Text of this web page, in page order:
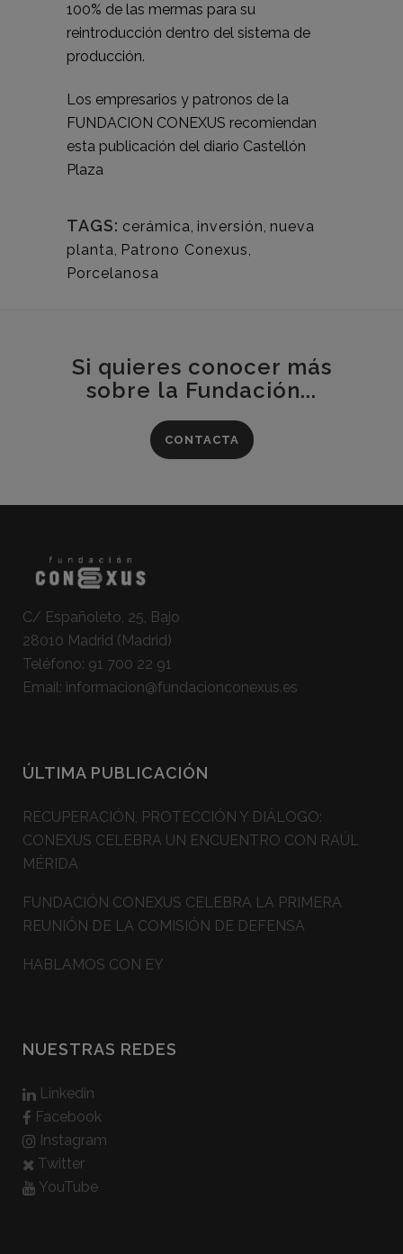
100% de las mermas para su
reintroducción dentro del sistema de
producción.
Los empresarios y patronos de la
FUNDACION CONEXUS recomiendan
esta publicación del diario Castellón
Plaza
TAGS: cerámica, inversión, nueva
planta, Patrono Conexus,
Porcelanosa
Si quieres conocer más
sobre la Fundación...
CONTACTA
C/ Españoleto, 25, Bajo
28010 Madrid (Madrid)
Teléfono: 91 700 22 91
Email: informacion@fundacionconexus.es
ÚLTIMA PUBLICACIÓN
RECUPERACIÓN, PROTECCIÓN Y DIÁLOGO:
CONEXUS CELEBRA UN ENCUENTRO CON RAÚL
MÉRIDA
FUNDACIÓN CONEXUS CELEBRA LA PRIMERA
REUNIÓN DE LA COMISIÓN DE DEFENSA
HABLAMOS CON EY
NUESTRAS REDES
Linkedin
Facebook
Instagram
Twitter
YouTube